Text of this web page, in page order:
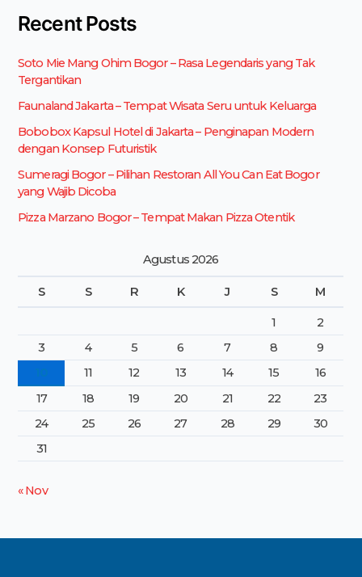
i
n
t
u
:
Recent Posts
Soto Mie Mang Ohim Bogor – Rasa Legendaris yang Tak
Tergantikan
Faunaland Jakarta – Tempat Wisata Seru untuk Keluarga
Bobobox Kapsul Hotel di Jakarta – Penginapan Modern
dengan Konsep Futuristik
Sumeragi Bogor – Pilihan Restoran All You Can Eat Bogor
yang Wajib Dicoba
Pizza Marzano Bogor – Tempat Makan Pizza Otentik
Agustus 2026
S S R K J S M
1
2
3
4 5 6 7 8
9
11 12 13 14 15
16
17
18 19 20 21 22
23
24
25 26 27 28 29
30
31
« Nov